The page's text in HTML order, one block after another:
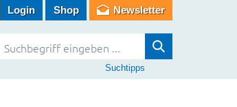
Login Shop Newsletter
Suchtipps